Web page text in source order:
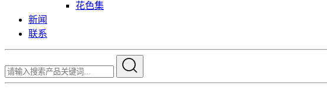
花色集
新闻
联系